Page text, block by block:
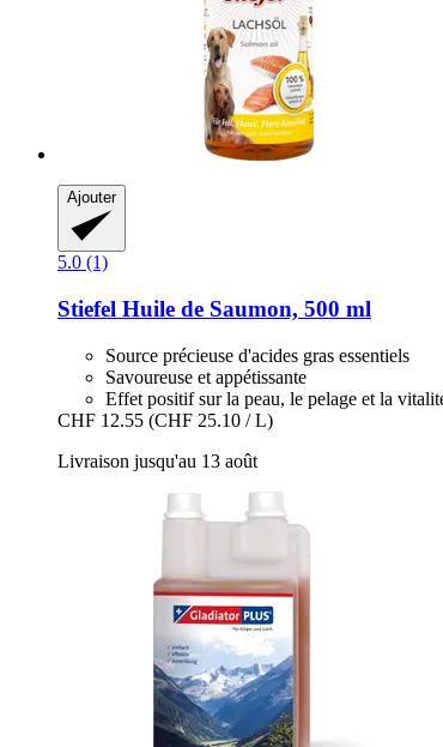
Ajouter
5.0 (1)
Stiefel Huile de Saumon, 500 ml
Source précieuse d'acides gras essentiels
Savoureuse et appétissante
Effet positif sur la peau, le pelage et la
CHF 12.55 (CHF 25.10 / L)
Livraison jusqu'au 13 août